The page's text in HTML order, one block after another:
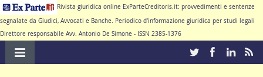
Rivista giuridica online ExParteCreditoris.it: provvedimenti e sentenze
segnalate da Giudici, Avvocati e Banche. Periodico d'informazione giuridica per studi legali
Direttore responsabile Avv. Antonio De Simone - ISSN 2385-1376